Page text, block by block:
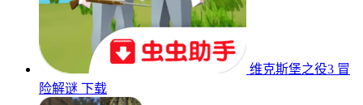
维克斯堡之役3 冒
险解谜 下载